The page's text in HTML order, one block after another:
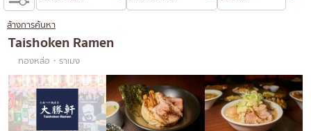
ซูชิ
ราเมง
อิซากายะ
ปิ้งย่างญี่ปุ่น/ยากินิกุ
คัตสึด้ง/ทงคัตสึ
ค้นหาตามพื้นที่
เจริญกรุง
ธนบุรี
สยาม
คอลัมน์ความรู้
บทความพิเศษ
ล้างการค้นหา
Taishoken Ramen
ทองหล่อ・ราเมง